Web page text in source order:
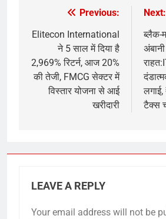
navigation
Previous:
Elitecon International
ने 5 साल में दिया है
2,969% रिटर्न, आज 20%
की तेजी, FMCG सेक्टर में
विस्तार योजना से आई
खरीदारी
Next:
ब्लैक-
टैक्स
LEAVE A REPLY
Your email address will not be